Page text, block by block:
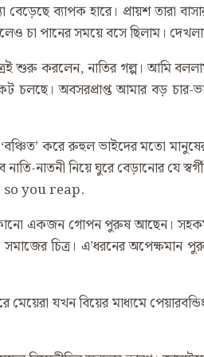
বেড়েছে ব্যাপক হারে। প্রায়শ তারা
পানের সময়ে বসে ছিলাম।
শুরু করলেন, নাতির গল্প। আমি
অবসরপ্রাপ্ত আমার বড় চার-
করে রুহুল ভাইদের মতো
নাতনী নিয়ে ঘুরে বেড়ানোর যে
so you reap.
একজন গোপন পুরুষ আছেন।
চিত্র। এ’ধরনের
যখন বিয়ের মাধ্যমে